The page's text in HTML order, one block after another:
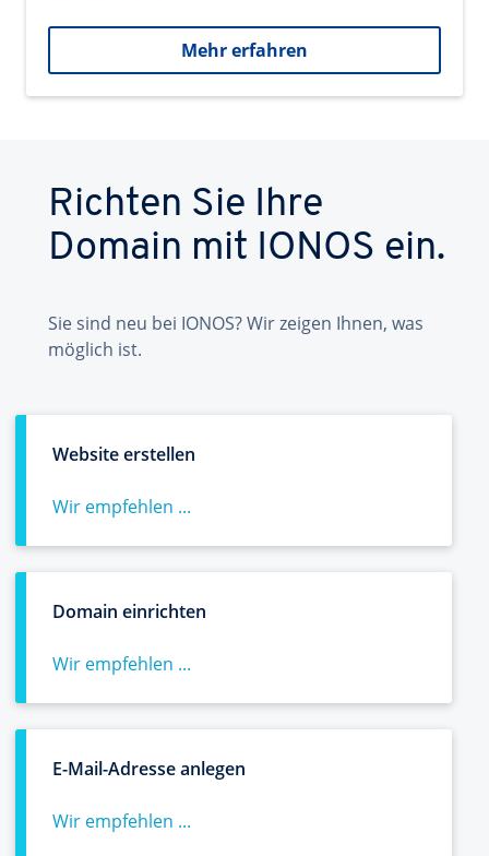
Mehr erfahren
Richten Sie Ihre
Domain mit IONOS ein.
Sie sind neu bei IONOS? Wir zeigen Ihnen, was
möglich ist.
Website erstellen
Wir empfehlen ...
Domain einrichten
Wir empfehlen ...
E-Mail-Adresse anlegen
Wir empfehlen ...